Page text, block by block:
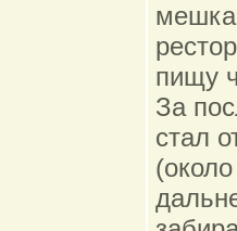
мешка
пищу
За
стал